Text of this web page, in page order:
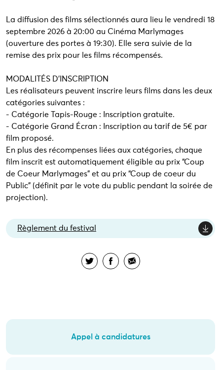
La diffusion des films sélectionnés aura lieu le vendredi 18
septembre 2026 à 20:00 au Cinéma Marlymages
(ouverture des portes à 19:30). Elle sera suivie de la
remise des prix pour les films récompensés.
MODALITÉS D'INSCRIPTION
Les réalisateurs peuvent inscrire leurs films dans les deux
catégories suivantes :
- Catégorie Tapis-Rouge : Inscription gratuite.
- Catégorie Grand Écran : Inscription au tarif de 5€ par
film proposé.
En plus des récompenses liées aux catégories, chaque
film inscrit est automatiquement éligible au prix “Coup
de Coeur Marlymages” et au prix “Coup de coeur du
Public” (définit par le vote du public pendant la soirée de
projection).
Règlement du festival
Appel à candidatures